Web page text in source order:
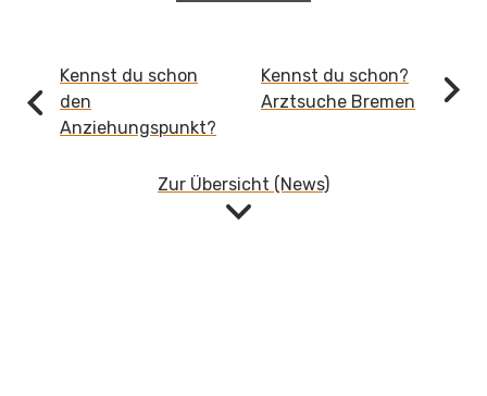
Reading
Kennst du schon
den
Anziehungspunkt?
Zur Übersicht (News)
Kennst du schon?
Arztsuche Bremen